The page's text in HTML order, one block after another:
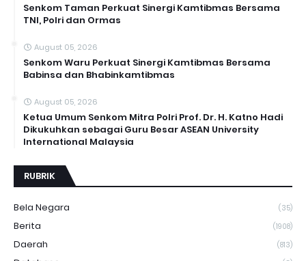
Senkom Taman Perkuat Sinergi Kamtibmas Bersama
TNI, Polri dan Ormas
August 05, 2026
Senkom Waru Perkuat Sinergi Kamtibmas Bersama
Babinsa dan Bhabinkamtibmas
August 05, 2026
Ketua Umum Senkom Mitra Polri Prof. Dr. H. Katno Hadi
Dikukuhkan sebagai Guru Besar ASEAN University
International Malaysia
RUBRIK
Bela Negara (35)
Berita (1908)
Daerah (813)